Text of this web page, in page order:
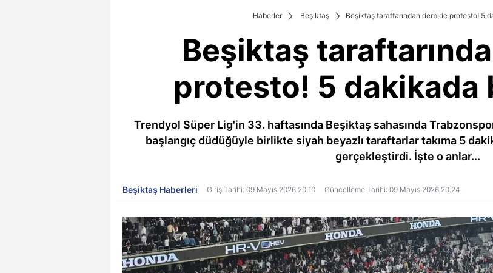
Haberler Beşiktaş Beşiktaş taraftarından derbide protesto! 5
Beşiktaş
protesto! 5 dakikada
Trendyol Süper Lig'in 33. haftasında Beşiktaş sahasında
başlangıç düdüğüyle birlikte siyah beyazlı taraftarlar takıma 5
gerçekleştirdi. İşte o anlar...
Beşiktaş Haberleri Giriş Tarihi: 09 Mayıs 2026 20:10 Güncelleme Tarihi: 09 Mayıs 2026 20:24